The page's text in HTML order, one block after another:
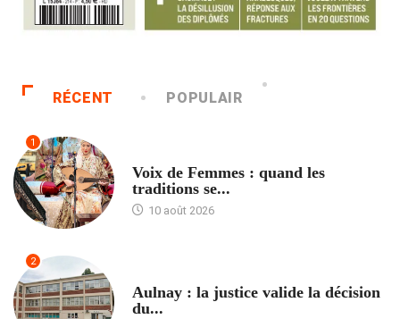
RÉCENT POPULAIR
1
Voix de Femmes : quand les
traditions se...
10 août 2026
2
Aulnay : la justice valide la décision
du...